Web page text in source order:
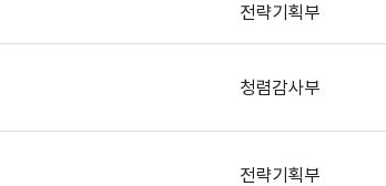
전략기획부
청렴감사부
전략기획부